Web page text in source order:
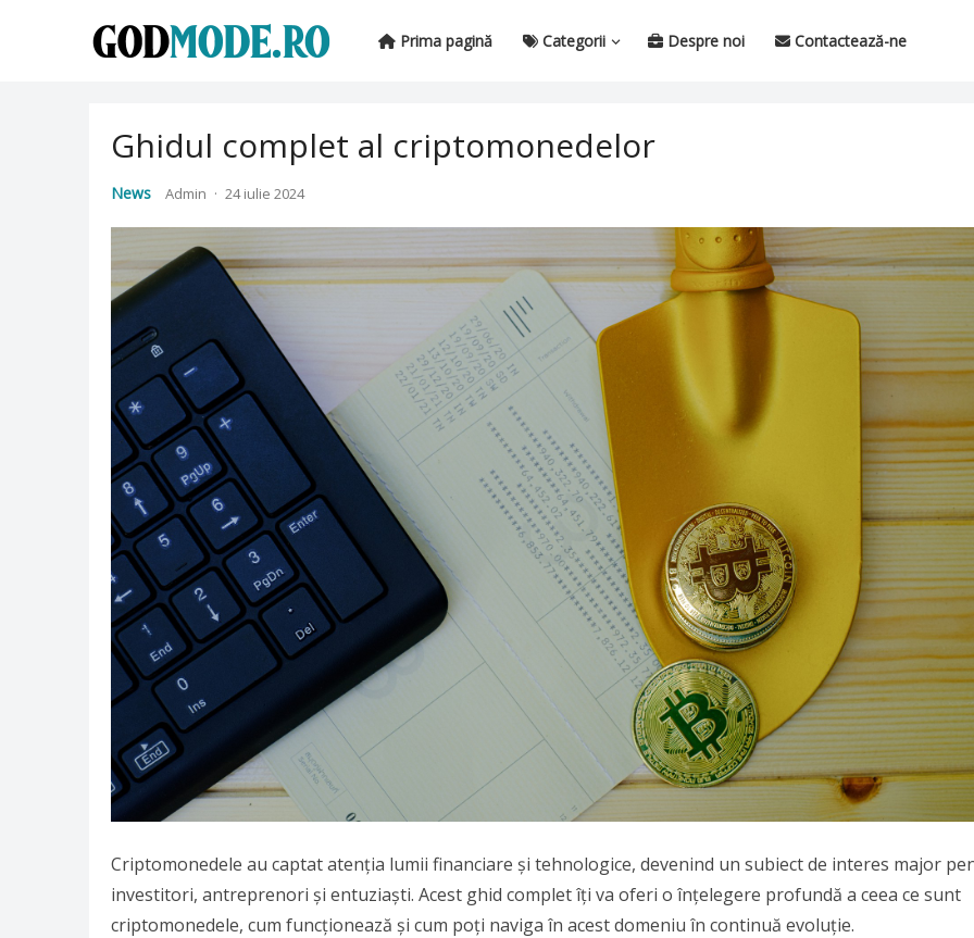
Prima pagină Categorii Despre noi Contactează-ne
Ghidul complet al criptomonedelor
News Admin · 24 iulie 2024
Criptomonedele au captat atenția lumii financiare și tehnologice, devenind un subiect de interes major
investitori, antreprenori și entuziaști. Acest ghid complet îți va oferi o înțelegere profundă a ceea ce sunt
criptomonedele, cum funcționează și cum poți naviga în acest domeniu în continuă evoluție.